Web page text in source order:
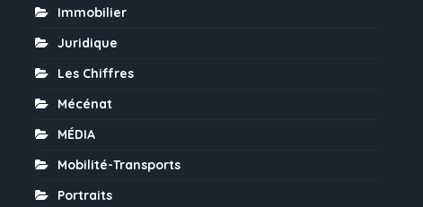
Immobilier
Juridique
Les Chiffres
Mécénat
MÉDIA
Mobilité-Transports
Portraits